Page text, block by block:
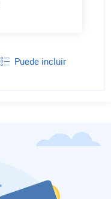
Puede incluir